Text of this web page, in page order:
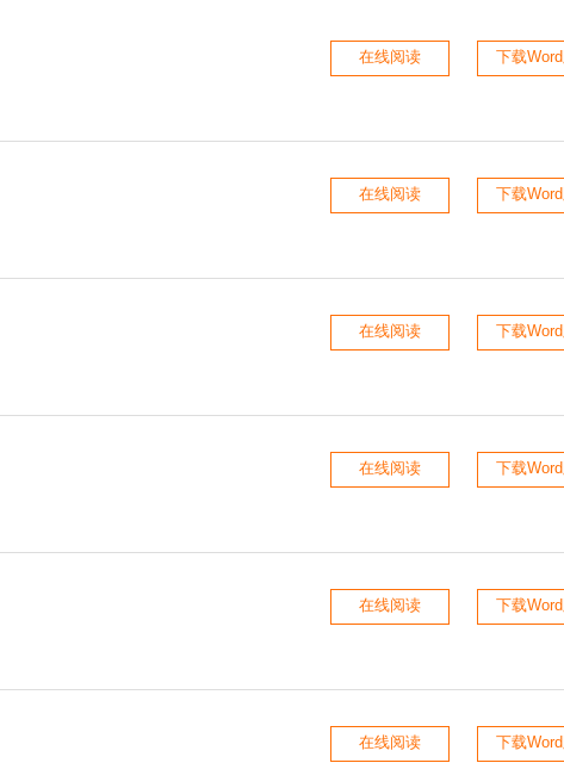
在线阅读 下载
在线阅读 下载
在线阅读 下载
在线阅读 下载
在线阅读 下载
在线阅读 下载